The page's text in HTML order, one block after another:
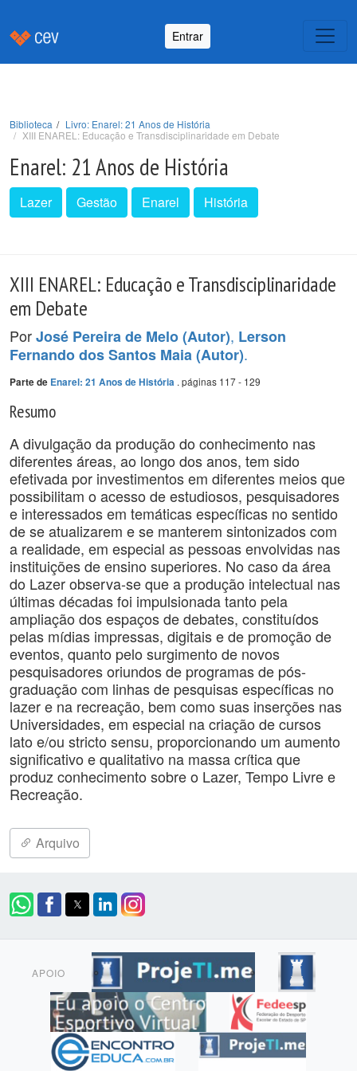
Entrar
Biblioteca
Livro: Enarel: 21 Anos de História
XIII ENAREL: Educação e Transdisciplinaridade em Debate
Enarel: 21 Anos de História
Lazer Gestão Enarel História
XIII ENAREL: Educação e Transdisciplinaridade
em Debate
PorJosé Pereira de Melo (Autor), Lerson
Fernando dos Santos Maia (Autor).
Parte de Enarel: 21 Anos de História . páginas 117 - 129
Resumo
A divulgação da produção do conhecimento nas
diferentes áreas, ao longo dos anos, tem sido
efetivada por investimentos em diferentes meios que
possibilitam o acesso de estudiosos, pesquisadores
e interessados em temáticas específicas no sentido
de se atualizarem e se manterem sintonizados com
a realidade, em especial as pessoas envolvidas nas
instituições de ensino superiores. No caso da área
do Lazer observa-se que a produção intelectual nas
últimas décadas foi impulsionada tanto pela
ampliação dos espaços de debates, constituídos
pelas mídias impressas, digitais e de promoção de
eventos, quanto pelo surgimento de novos
pesquisadores oriundos de programas de pós-
graduação com linhas de pesquisas específicas no
lazer e na recreação, bem como suas inserções nas
Universidades, em especial na criação de cursos
lato e/ou stricto sensu, proporcionando um aumento
significativo e qualitativo na massa crítica que
produz conhecimento sobre o Lazer, Tempo Livre e
Recreação.
Arquivo
APOIO